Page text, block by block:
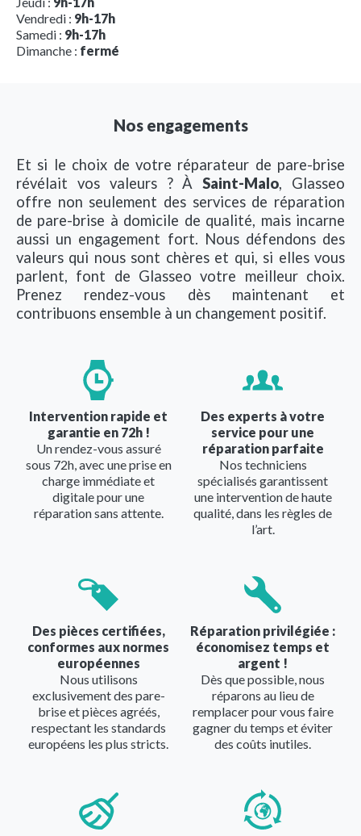
Vendredi : 9h-17h
Samedi : 9h-17h
Dimanche : fermé
Nos engagements
Et si le choix de votre réparateur de pare-brise
révélait vos valeurs ? ÀSaint-Malo, Glasseo
offre non seulement des services de réparation
de pare-brise à domicile de qualité, mais incarne
aussi un engagement fort. Nous défendons des
valeurs qui nous sont chères et qui, si elles vous
parlent, font de Glasseo votre meilleur choix.
Prenez rendez-vous dès maintenant et
contribuons ensemble à un changement positif.
Intervention rapide et
garantie en 72h !
Un rendez-vous assuré
sous 72h, avec une prise en
charge immédiate et
digitale pour une
réparation sans attente.
Des experts à votre
service pour une
réparation parfaite
Nos techniciens
spécialisés garantissent
une intervention de haute
qualité, dans les règles de
l’art.
Des pièces certifiées,
conformes aux normes
européennes
Nous utilisons
exclusivement des pare-
brise et pièces agréés,
respectant les standards
européens les plus stricts.
Réparation privilégiée :
économisez temps et
argent !
Dès que possible, nous
réparons au lieu de
remplacer pour vous faire
gagner du temps et éviter
des coûts inutiles.